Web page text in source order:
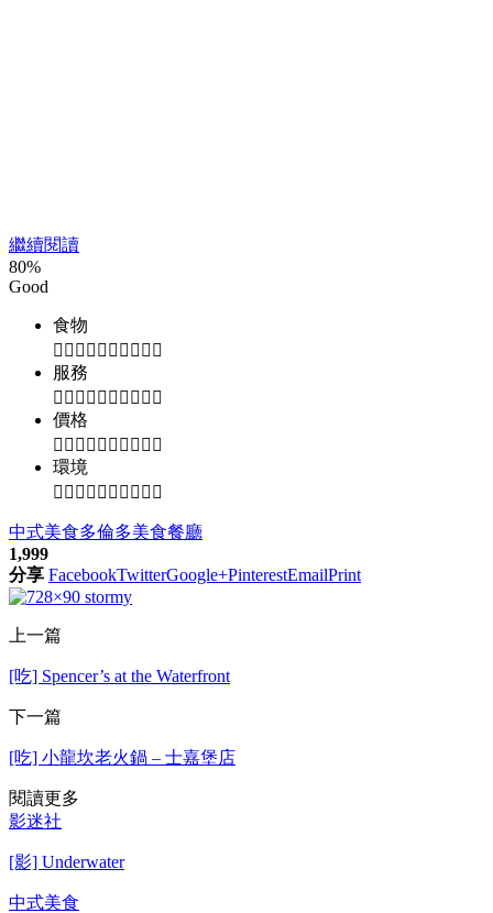
繼續閱讀
80%
Good
食物
服務
價格
環境
中式美食多倫多美食餐廳
1,999
分享 FacebookTwitterGoogle+PinterestEmailPrint
上一篇
[吃] Spencer’s at the Waterfront
下一篇
[吃] 小龍坎老火鍋 – 士嘉堡店
閱讀更多
影迷社
[影] Underwater
中式美食